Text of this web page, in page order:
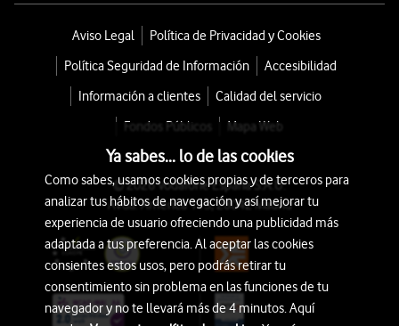
Aviso Legal
Política de Privacidad y Cookies
Política Seguridad de Información
Accesibilidad
Información a clientes
Calidad del servicio
Fondos Públicos
Mapa Web
© 2026 Vodafone España S.A.U.
Avda. América 115, 28042 Madrid
Ya sabes... lo de las cookies
Como sabes, usamos cookies propias y de terceros para
analizar tus hábitos de navegación y así mejorar tu
experiencia de usuario ofreciendo una publicidad más
adaptada a tus preferencia. Al aceptar las cookies
consientes estos usos, pero podrás retirar tu
consentimiento sin problema en las funciones de tu
navegador y no te llevará más de 4 minutos. Aquí